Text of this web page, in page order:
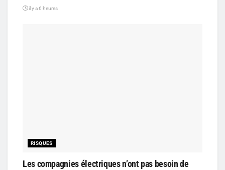
il y a 6 heures
RISQUES
Les compagnies électriques n’ont pas besoin de